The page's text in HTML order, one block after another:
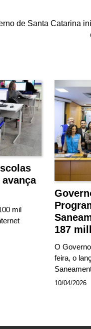
de Santa Catarina
mil
187
O
feira, o
10/04/2026